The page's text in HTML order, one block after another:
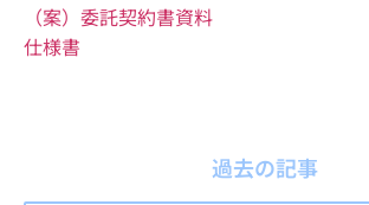
（案）委託契約書資料
仕様書
過去の記事